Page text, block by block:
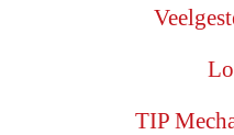
TIP